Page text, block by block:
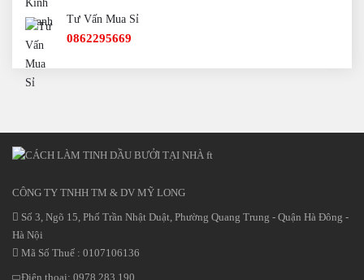
Tư Vấn Mua Sỉ
0862295669
CÔNG TY TNHH TM & DV MỸ LONG
Số 3, Ngõ 15, Phố Trần Nhật Duật, Phường Quang Trung - Quận Hà Đông -
Hà Nội
Mã Số Thuế : 0107106136
Điện thoại: 0978 283 190